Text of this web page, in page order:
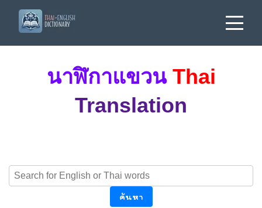
นาฬิกาแขวน Thai
Translation
ค้นหา